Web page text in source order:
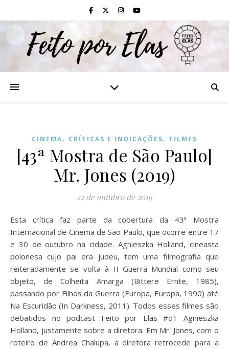
CINEMA, CRÍTICAS E INDICAÇÕES, FILMES
[43ª Mostra de São Paulo]
Mr. Jones (2019)
22 de outubro de 2019
Esta crítica faz parte da cobertura da 43ª Mostra
Internacional de Cinema de São Paulo, que ocorre entre 17
e 30 de outubro na cidade. Agnieszka Holland, cineasta
polonesa cujo pai era judeu, tem uma filmografia que
reiteradamente se volta à II Guerra Mundial como seu
objeto, de Colheita Amarga (Bittere Ernte, 1985),
passando por Filhos da Guerra (Europa, Europa, 1990) até
Na Escuridão (In Darkness, 2011). Todos esses filmes são
debatidos no podcast Feito por Elas #o1 Agnieszka
Holland, justamente sobre a diretora. Em Mr. Jones, com o
roteiro de Andrea Chalupa, a diretora retrocede para a